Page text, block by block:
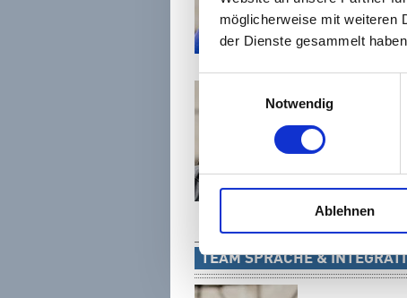
möglicherweise mit weiteren
der Dienste gesammelt
Einwilligungsauswahl
Notwendig
Ablehnen
Tel.:
0 61 42 / 83
s.steitz-andel@
Gabriele Ulysse
Verwaltung
TEAM SPRACHE &